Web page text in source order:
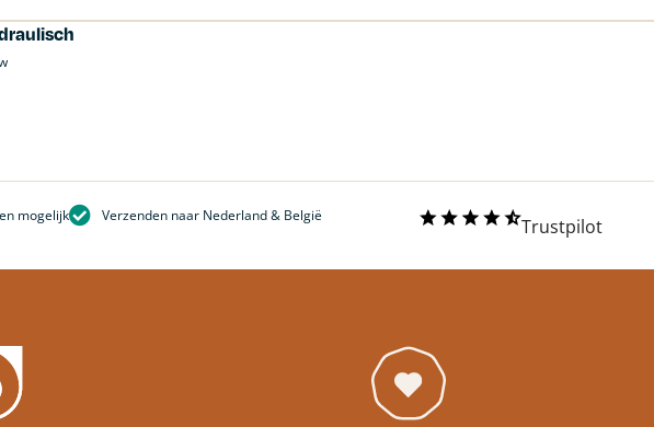
mogelijk Verzenden naar Nederland & België Trustpilot